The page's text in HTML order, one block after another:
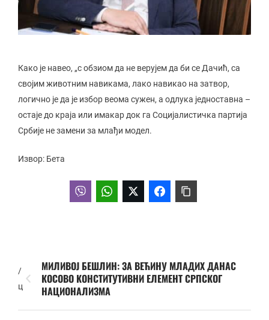
Како је навео, „с обзиом да не верујем да би се Дачић, са
својим животним навикама, лако навикао на затвор,
логично је да је избор веома сужен, а одлука једноставна –
остаје до краја или имакар док га Социјалистичка партија
Србије не замени за млађи модел.
Извор: Бета
/
ц
МИЛИВОЈ БЕШЛИН: ЗА ВЕЋИНУ МЛАДИХ ДАНАС
КОСОВО КОНСТИТУТИВНИ ЕЛЕМЕНТ СРПСКОГ
НАЦИОНАЛИЗМА